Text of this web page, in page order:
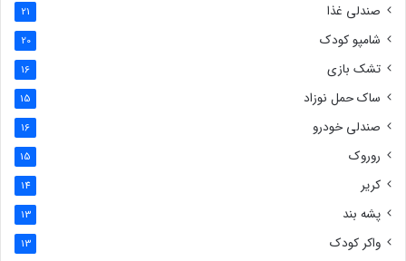
صندلی غذا 21
شامپو کودک 20
تشک بازی 16
ساک حمل نوزاد 15
صندلی خودرو 16
روروک 15
کریر 14
پشه بند 13
واکر کودک 13